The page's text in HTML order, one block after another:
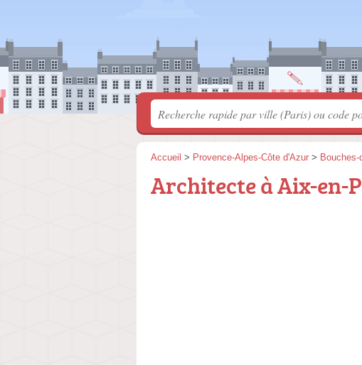
Accueil > Provence-Alpes-Côte d'Azur > Bouches-
Architecte à Aix-en-